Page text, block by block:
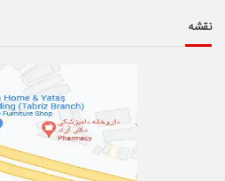
نقشه